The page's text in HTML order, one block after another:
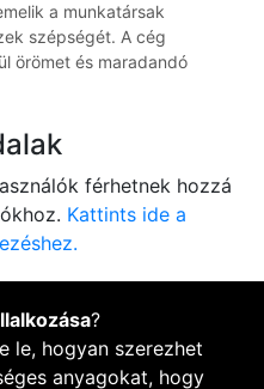
a munkatársak
szépségét. A cég
örömet és maradandó
férhetnek hozzá
Kattints ide a
?
le, hogyan szerezhet
anyagokat, hogy